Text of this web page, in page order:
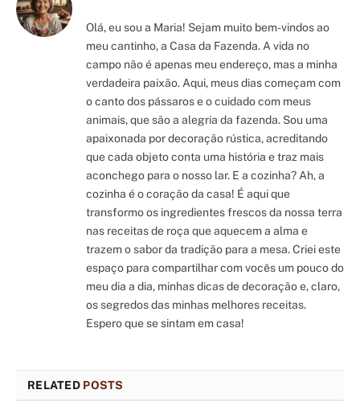
Olá, eu sou a Maria! Sejam muito bem-vindos ao
meu cantinho, a Casa da Fazenda. A vida no
campo não é apenas meu endereço, mas a minha
verdadeira paixão. Aqui, meus dias começam com
o canto dos pássaros e o cuidado com meus
animais, que são a alegria da fazenda. Sou uma
apaixonada por decoração rústica, acreditando
que cada objeto conta uma história e traz mais
aconchego para o nosso lar. E a cozinha? Ah, a
cozinha é o coração da casa! É aqui que
transformo os ingredientes frescos da nossa terra
nas receitas de roça que aquecem a alma e
trazem o sabor da tradição para a mesa. Criei este
espaço para compartilhar com vocês um pouco do
meu dia a dia, minhas dicas de decoração e, claro,
os segredos das minhas melhores receitas.
Espero que se sintam em casa!
RELATED POSTS